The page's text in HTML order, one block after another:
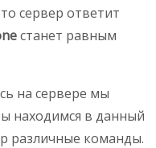
сервер ответит
станет равным
на сервере мы
находимся в данный
различные команды.